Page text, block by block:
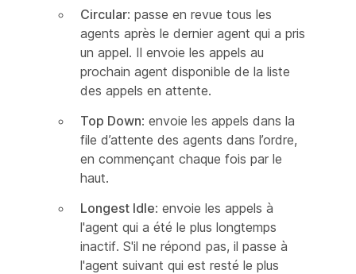
Circular: passe en revue tous les
agents après le dernier agent qui a pris
un appel. Il envoie les appels au
prochain agent disponible de la liste
des appels en attente.
Top Down: envoie les appels dans la
file d’attente des agents dans l’ordre,
en commençant chaque fois par le
haut.
Longest Idle: envoie les appels à
l'agent qui a été le plus longtemps
inactif. S'il ne répond pas, il passe à
l'agent suivant qui est resté le plus